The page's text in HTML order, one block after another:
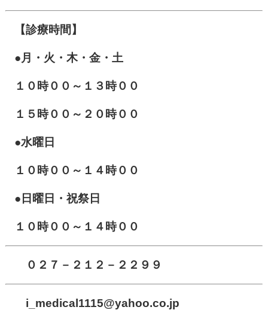
【診療時間】
●月・火・木・金・土
１０時００～１３時００
１５時００～２０時００
●水曜日
１０時００～１４時００
●日曜日・祝祭日
１０時００～１４時００
０２７－２１２－２２９９
i_medical1115@yahoo.co.jp